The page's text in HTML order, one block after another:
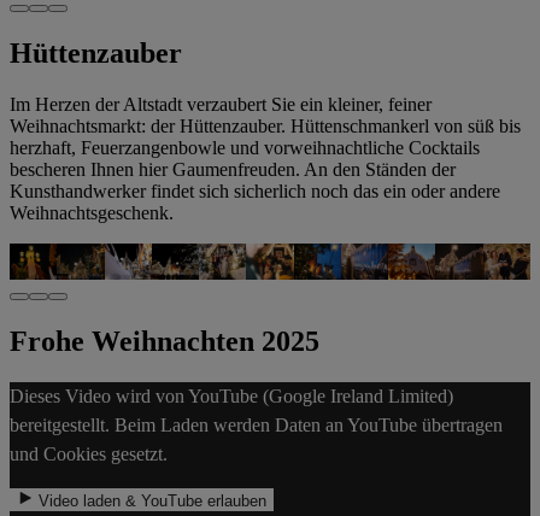
Hüttenzauber
Im Herzen der Altstadt verzaubert Sie ein kleiner, feiner
Weihnachtsmarkt: der Hüttenzauber. Hüttenschmankerl von süß bis
herzhaft, Feuerzangenbowle und vorweihnachtliche Cocktails
bescheren Ihnen hier Gaumenfreuden. An den Ständen der
Kunsthandwerker findet sich sicherlich noch das ein oder andere
Weihnachtsgeschenk.
Frohe Weihnachten 2025
Dieses Video wird von YouTube (Google Ireland Limited)
bereitgestellt. Beim Laden werden Daten an YouTube übertragen
und Cookies gesetzt.
Video laden & YouTube erlauben